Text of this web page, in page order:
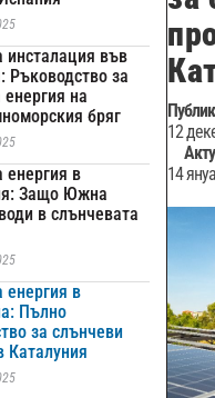
инсталация във
Ръководство за
на
бряг
енергия в
Защо Южна
в слънчевата
енергия в
Пълно
за слънчеви
Каталуния
12
14